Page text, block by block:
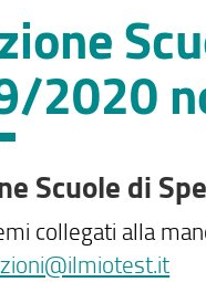
2020
Scuole di
collegati alla